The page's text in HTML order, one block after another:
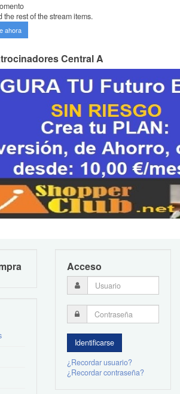
rest of the stream items.
ahora
Central A
Acceso
¿Recordar usuario?
¿Recordar contraseña?